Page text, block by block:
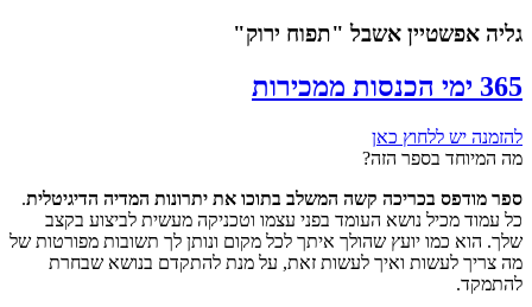
גליה אפשטיין אשבל "תפוח ירוק"
365 ימי הכנסות ממכירות
להזמנה יש ללחוץ כאן
מה המיוחד בספר הזה?
ספר מודפס בכריכה קשה המשלב בתוכו את יתרונות המדיה הדיגיטלית.
כל עמוד מכיל נושא העומד בפני עצמו וטכניקה מעשית לביצוע בקצב
שלך. הוא כמו יועץ שהולך איתך לכל מקום ונותן לך תשובות מפורטות של
מה צריך לעשות ואיך לעשות זאת, על מנת להתקדם בנושא שבחרת
להתמקד.